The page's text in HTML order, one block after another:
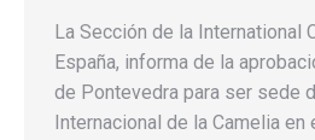
La Sección de la International
España, informa de la
de Pontevedra para ser sede
Internacional de la Camelia